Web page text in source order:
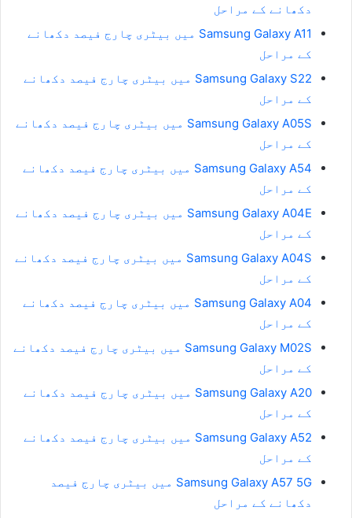
دکھانے کے مراحل
Samsung Galaxy A11 میں بیٹری چارج فیصد دکھانے
کے مراحل
Samsung Galaxy S22 میں بیٹری چارج فیصد دکھانے
کے مراحل
Samsung Galaxy A05S میں بیٹری چارج فیصد دکھانے
کے مراحل
Samsung Galaxy A54 میں بیٹری چارج فیصد دکھانے
کے مراحل
Samsung Galaxy A04E میں بیٹری چارج فیصد دکھانے
کے مراحل
Samsung Galaxy A04S میں بیٹری چارج فیصد دکھانے
کے مراحل
Samsung Galaxy A04 میں بیٹری چارج فیصد دکھانے
کے مراحل
Samsung Galaxy M02S میں بیٹری چارج فیصد دکھانے
کے مراحل
Samsung Galaxy A20 میں بیٹری چارج فیصد دکھانے
کے مراحل
Samsung Galaxy A52 میں بیٹری چارج فیصد دکھانے
کے مراحل
Samsung Galaxy A57 5G میں بیٹری چارج فیصد
دکھانے کے مراحل